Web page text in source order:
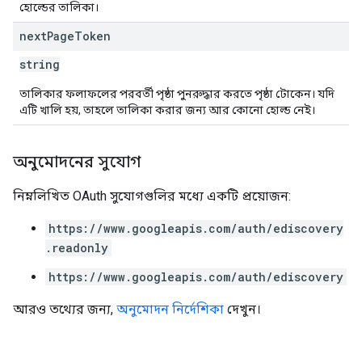
হোল্ডের তালিকা।
nextPageToken
string
তালিকার ফলাফলের পরবর্তী পৃষ্ঠা পুনরুদ্ধার করতে পৃষ্ঠা টোকেন। যদি
এটি খালি হয়, তাহলে তালিকা করার জন্য আর কোনো হোল্ড নেই।
অনুমোদনের সুযোগ
নিম্নলিখিত OAuth সুযোগগুলির মধ্যে একটি প্রয়োজন:
https://www.googleapis.com/auth/ediscovery
.readonly
https://www.googleapis.com/auth/ediscovery
আরও তথ্যের জন্য, অনুমোদন নির্দেশিকা দেখুন।